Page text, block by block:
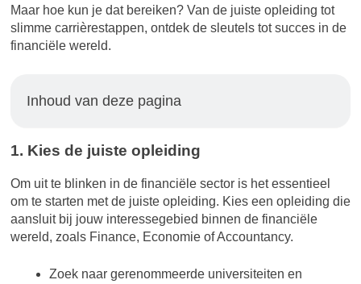
Maar hoe kun je dat bereiken? Van de juiste opleiding tot
slimme carrièrestappen, ontdek de sleutels tot succes in de
financiële wereld.
Inhoud van deze pagina
1. Kies de juiste opleiding
Om uit te blinken in de financiële sector is het essentieel
om te starten met de juiste opleiding. Kies een opleiding die
aansluit bij jouw interessegebied binnen de financiële
wereld, zoals Finance, Economie of Accountancy.
Zoek naar gerenommeerde universiteiten en